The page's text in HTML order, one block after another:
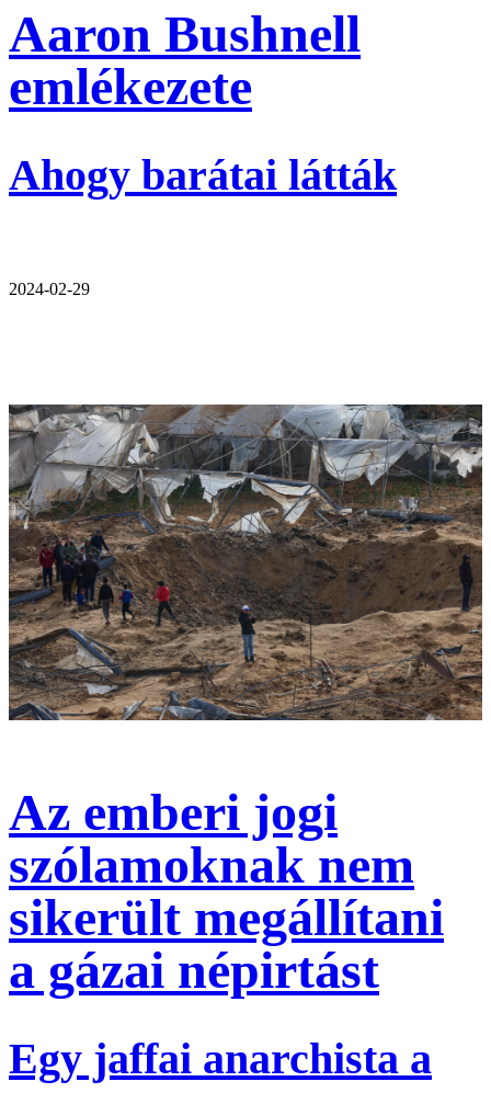
Aaron Bushnell
emlékezete
Ahogy barátai látták
2024-02-29
Az emberi jogi
szólamoknak nem
sikerült megállítani
a gázai népirtást
Egy jaffai anarchista a